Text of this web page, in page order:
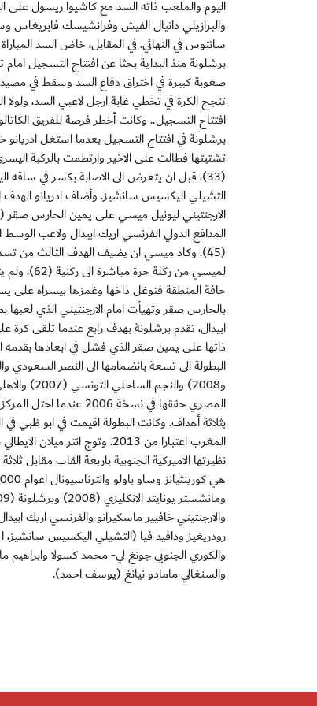
والبرازيلي دانيال الفيش وفرانشيسك فابريغاس
برشلونة منذ البداية بحثا عن افتتاح التسجيل
صعوبة كبيرة في اختراق دفاع السد وسقط في مصيدة
تنجح الكرة في تخطي غابة ارجل لاعبي السد، ولولا
برشلونة في افتتاح التسجيل بعدما استغل
التشيلي اليكسيس سانشيز. وأضاف ادريانو
المدافع الدولي الفرنسي اريك ابيدال ولاعب
لميسي من
ابيدال، تقدم برشلونة بهدف رابع عندما تلقى
المصري حققها في نسخة
بثلاثة أهداف. وكانت البطولة اقيمت في ابو ظبي
والارجنتيني خافيير ماسكيرانو والفرنسي اريك
رودريغيز ودافيد فيا (التشيلي اليكسيس
والكوري الجنوبي جونغ لي- محمد كسولا
والسنغالي مامادو نيانغ (يوسف احمد).